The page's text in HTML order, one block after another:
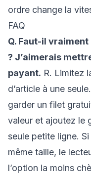
ordre change la
FAQ
Q. Faut-il
? J’aimerais
payant. R. Limitez
d’article à une
garder un filet
valeur et ajoutez le
seule petite ligne.
même taille, le
l’option la moins